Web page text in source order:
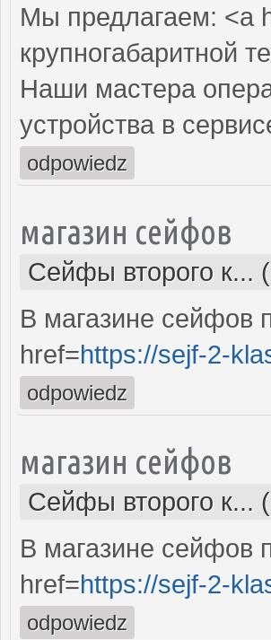
Мы предлагаем: <a
крупногабаритной
Наши мастера
устройства в
odpowiedz
магазин сейфов
Сейфы второго к...
В магазине сейфов
href=https://sejf-2-
odpowiedz
магазин сейфов
Сейфы второго к...
В магазине сейфов
href=https://sejf-2-
odpowiedz